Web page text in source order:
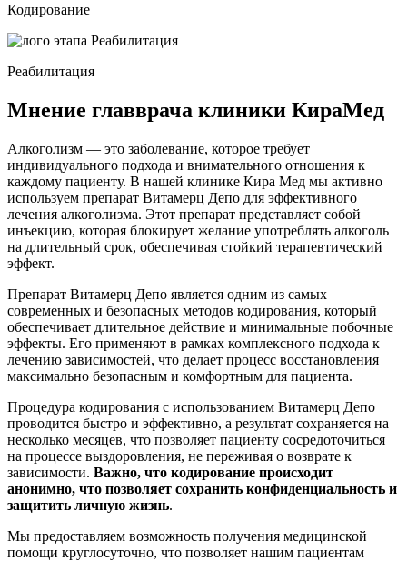
Кодирование
Реабилитация
Мнение главврача клиники КираМед
Алкоголизм — это заболевание, которое требует
индивидуального подхода и внимательного отношения к
каждому пациенту. В нашей клинике Кира Мед мы активно
используем препарат Витамерц Депо для эффективного
лечения алкоголизма. Этот препарат представляет собой
инъекцию, которая блокирует желание употреблять алкоголь
на длительный срок, обеспечивая стойкий терапевтический
эффект.
Препарат Витамерц Депо является одним из самых
современных и безопасных методов кодирования, который
обеспечивает длительное действие и минимальные побочные
эффекты. Его применяют в рамках комплексного подхода к
лечению зависимостей, что делает процесс восстановления
максимально безопасным и комфортным для пациента.
Процедура кодирования с использованием Витамерц Депо
проводится быстро и эффективно, а результат сохраняется на
несколько месяцев, что позволяет пациенту сосредоточиться
на процессе выздоровления, не переживая о возврате к
зависимости. Важно, что кодирование происходит
анонимно, что позволяет сохранить конфиденциальность и
защитить личную жизнь.
Мы предоставляем возможность получения медицинской
помощи круглосуточно, что позволяет нашим пациентам